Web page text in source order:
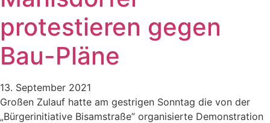
protestieren gegen
Bau-Pläne
13. September 2021
Großen Zulauf hatte am gestrigen Sonntag die von der
„Bürgerinitiative Bisamstraße” organisierte Demonstration